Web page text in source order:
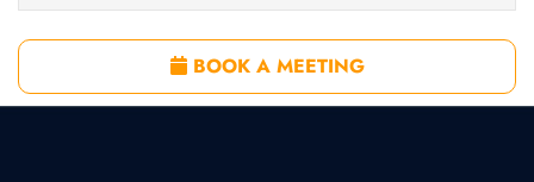
BOOK A MEETING